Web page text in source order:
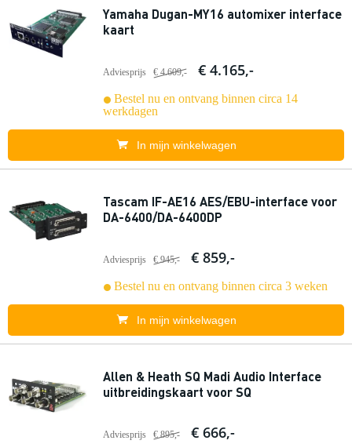
Yamaha Dugan-MY16 automixer interface
kaart
Adviesprijs € 4.609,- € 4.165,-
Bestel nu en ontvang binnen circa 14
werkdagen
In mijn winkelwagen
Tascam IF-AE16 AES/EBU-interface voor
DA-6400/DA-6400DP
Adviesprijs € 945,- € 859,-
Bestel nu en ontvang binnen circa 3 weken
In mijn winkelwagen
Allen & Heath SQ Madi Audio Interface
uitbreidingskaart voor SQ
Adviesprijs € 895,- € 666,-